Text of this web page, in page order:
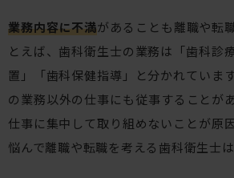
業務内容に不満があることも離職や転
とえば、歯科衛生士の業務は「歯科診
置」「歯科保健指導」と分かれていま
の業務以外の仕事にも従事することが
仕事に集中して取り組めないことが原
悩んで離職や転職を考える歯科衛生士